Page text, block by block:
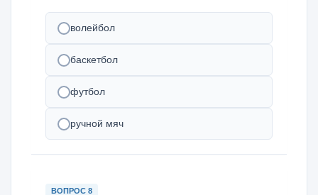
волейбол
баскетбол
футбол
ручной мяч
ВОПРОС 8